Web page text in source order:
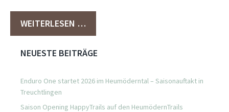
WEITERLESEN …
NEUESTE BEITRÄGE
Enduro One startet 2026 im Heumöderntal – Saisonauftakt in
Treuchtlingen
Saison Opening HappyTrails auf den HeumödernTrails